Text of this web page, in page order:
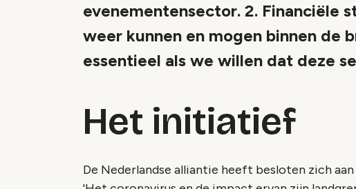
evenementensector. 2. Financiële
weer kunnen en mogen binnen de
essentieel als we willen dat deze
Het initiatief
De Nederlandse alliantie heeft besloten zich